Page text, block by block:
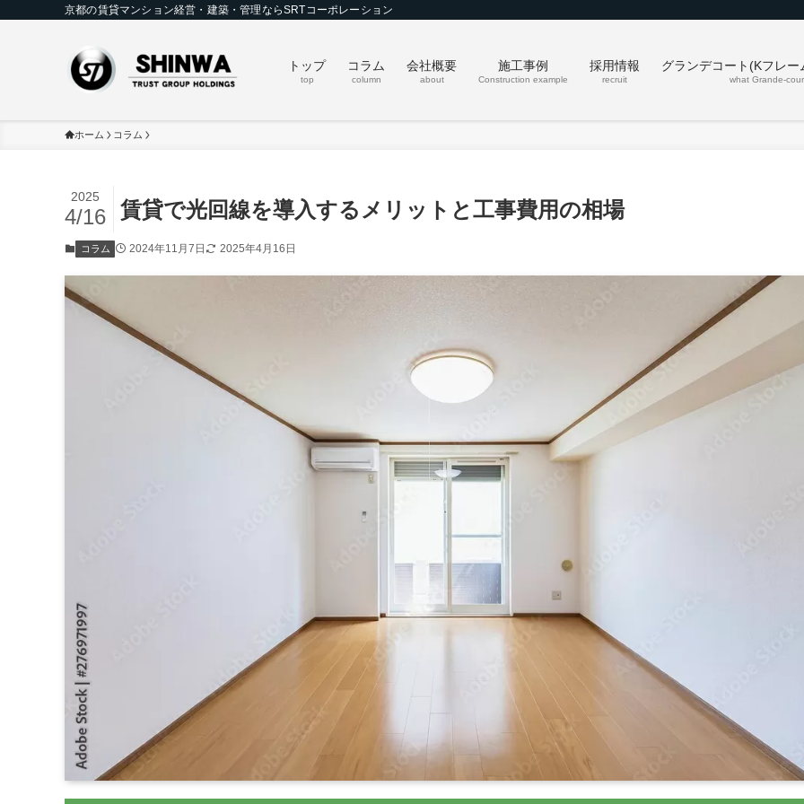
京都の賃貸マンション経営・建築・管理ならSRTコーポレーション
トップ
top
コラム
column
会社概要
about
施工事例
Construction example
採用情報
recruit
グランデコート(Kフレー
what Grande-
ホーム コラム
賃貸で光回線を導入するメリットと工事費用の相場
2025
4/16
コラム 2024年11月7日 2025年4月16日